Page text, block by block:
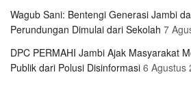
Wagub Sani: Bentengi Generasi Jambi
Perundungan Dimulai dari Sekolah 7
DPC PERMAHI Jambi Ajak Masyarakat
Publik dari Polusi Disinformasi 6 Agustus